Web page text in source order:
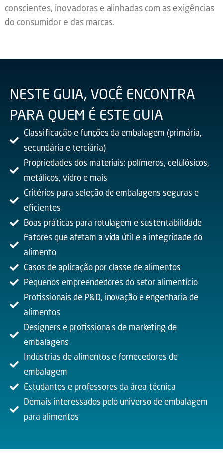
conscientes, inovadoras e alinhadas com as exigências
do consumidor e das marcas.
NESTE GUIA, VOCÊ ENCONTRA
PARA QUEM É ESTE GUIA
Classificação e funções da embalagem (primária,
secundária e terciária)
Propriedades dos materiais: polímeros, celulósicos,
metálicos, vidro e mais
Critérios para seleção de embalagens seguras e
eficientes
Boas práticas para rotulagem e sustentabilidade
Fatores que afetam a vida útil e a integridade do
alimento
Casos de aplicação por classe de alimentos
Pequenos empreendedores do setor alimentício
Profissionais de P&D, inovação e engenharia de
alimentos
Designers e profissionais de marketing de
embalagens
Indústrias de alimentos e fornecedores de
embalagem
Estudantes e professores da área técnica
Demais interessados pelo universo de embalagem
para alimentos